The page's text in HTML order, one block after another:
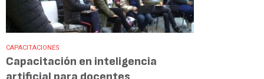
CAPACITACIONES
Capacitación en inteligencia